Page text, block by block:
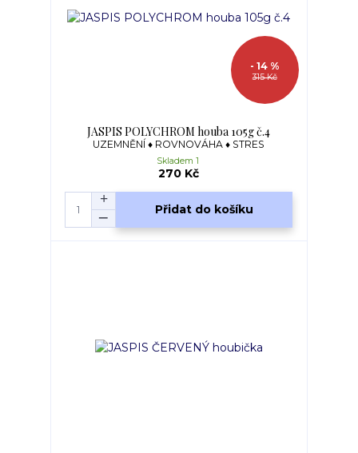
315 Kč
- 14 %
JASPIS POLYCHROM houba 105g č.4
UZEMNĚNÍ ♦ ROVNOVÁHA ♦ STRES
270 Kč
Skladem 1
Přidat do košíku